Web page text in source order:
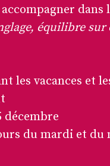
équilibre
les vacances et
décembre
du mardi et